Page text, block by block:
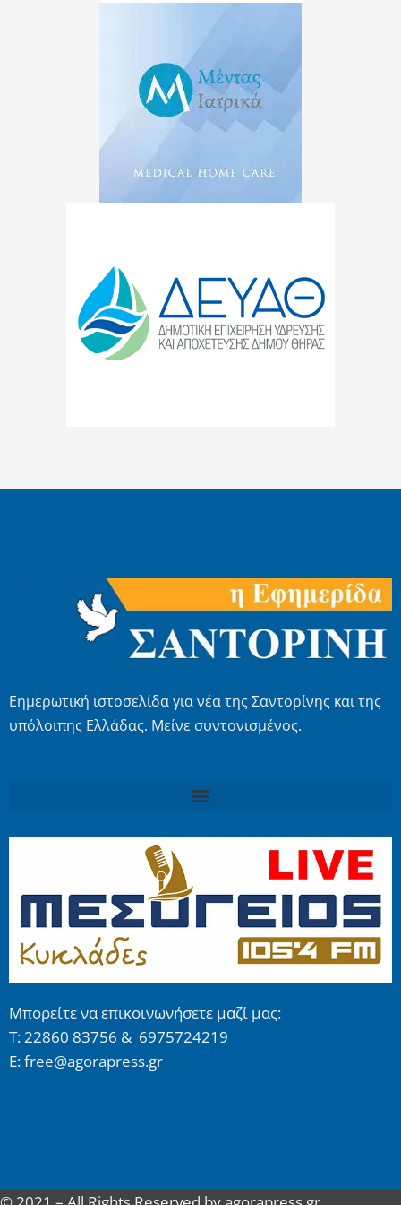
Εημερωτική ιστοσελίδα για νέα της Σαντορίνης και της
υπόλοιπης Ελλάδας. Μείνε συντονισμένος.
Μπορείτε να επικοινωνήσετε μαζί μας:
Τ: 22860 83756 & 6975724219
E: free@agorapress.gr